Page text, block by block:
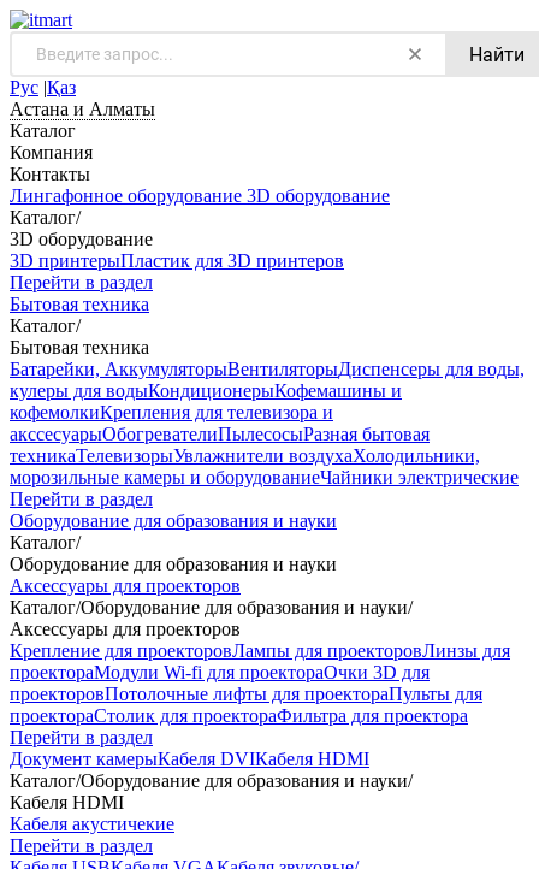
Найти
Рус |Қаз
Астана и Алматы
Каталог
Компания
Контакты
Лингафонное оборудование 3D оборудование
Каталог/
3D оборудование
3D принтерыПластик для 3D принтеров
Перейти в раздел
Бытовая техника
Каталог/
Бытовая техника
Батарейки, АккумуляторыВентиляторыДиспенсеры для воды,
кулеры для водыКондиционерыКофемашины и
кофемолкиКрепления для телевизора и
акссесуарыОбогревателиПылесосыРазная бытовая
техникаТелевизорыУвлажнители воздухаХолодильники,
морозильные камеры и оборудованиеЧайники электрические
Перейти в раздел
Оборудование для образования и науки
Каталог/
Оборудование для образования и науки
Аксессуары для проекторов
Каталог/Оборудование для образования и науки/
Аксессуары для проекторов
Крепление для проекторовЛампы для проекторовЛинзы для
проектораМодули Wi-fi для проектораОчки 3D для
проекторовПотолочные лифты для проектораПульты для
проектораСтолик для проектораФильтра для проектора
Перейти в раздел
Документ камерыКабеля DVIКабеля HDMI
Каталог/Оборудование для образования и науки/
Кабеля HDMI
Кабеля акустичекие
Перейти в раздел